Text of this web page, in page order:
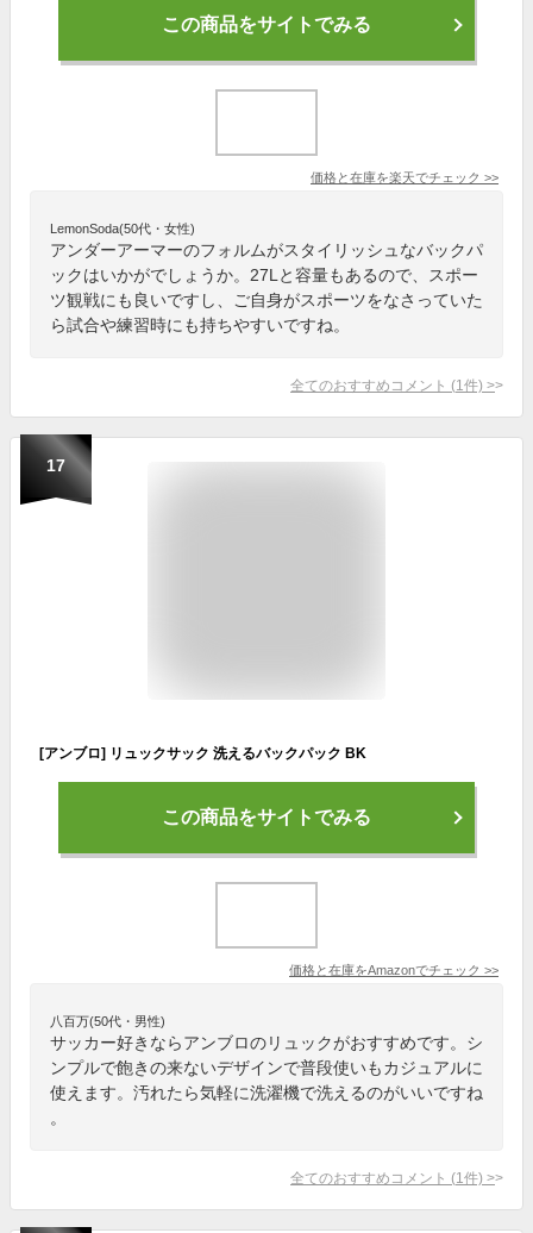
この商品をサイトでみる
価格と在庫を楽天でチェック >>
LemonSoda(50代・女性)
アンダーアーマーのフォルムがスタイリッシュなバックパ
ックはいかがでしょうか。27Lと容量もあるので、スポー
ツ観戦にも良いですし、ご自身がスポーツをなさっていた
ら試合や練習時にも持ちやすいですね。
全てのおすすめコメント (1 件) >
17
[アンブロ] リュックサック 洗えるバックパック BK
この商品をサイトでみる
価格と在庫をAmazonでチェック >>
八百万(50代・男性)
サッカー好きならアンブロのリュックがおすすめです。シ
ンプルで飽きの来ないデザインで普段使いもカジュアルに
使えます。汚れたら気軽に洗濯機で洗えるのがいいですね
。
全てのおすすめコメント (1 件) >